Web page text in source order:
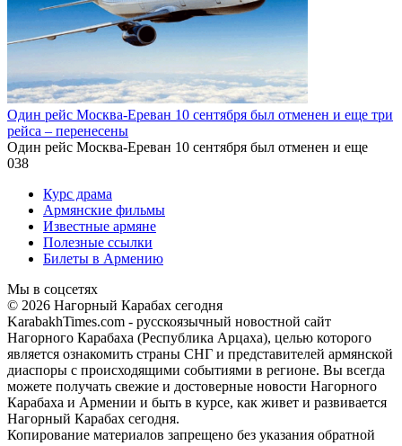
Один рейс Москва-Ереван 10 сентября был отменен и еще три
рейса – перенесены
Один рейс Москва-Ереван 10 сентября был отменен и еще
038
Курс драма
Армянские фильмы
Известные армяне
Полезные ссылки
Билеты в Армению
Мы в соцсетях
© 2026 Нагорный Карабах сегодня
KarabakhTimes.com - русскоязычный новостной сайт
Нагорного Карабаха (Республика Арцаха), целью которого
является ознакомить страны СНГ и представителей армянской
диаспоры с происходящими событиями в регионе. Вы всегда
можете получать свежие и достоверные новости Нагорного
Карабаха и Армении и быть в курсе, как живет и развивается
Нагорный Карабах сегодня.
Копирование материалов запрещено без указания обратной